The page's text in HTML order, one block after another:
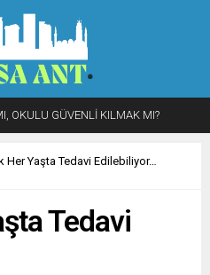
OKULU GÜVENLİ KILMAK MI?
Her Yaşta Tedavi Edilebiliyor…
Tedavi